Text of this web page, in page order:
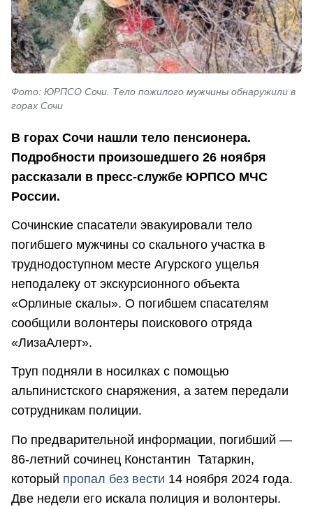
Фото: ЮРПСО Сочи. Тело пожилого мужчины обнаружили в
горах Сочи
В горах Сочи нашли тело пенсионера.
Подробности произошедшего 26 ноября
рассказали в пресс-службе ЮРПСО МЧС
России.
Сочинские спасатели эвакуировали тело
погибшего мужчины со скального участка в
труднодоступном месте Агурского ущелья
неподалеку от экскурсионного объекта
«Орлиные скалы». О погибшем спасателям
сообщили волонтеры поискового отряда
«ЛизаАлерт».
Труп подняли в носилках с помощью
альпинистского снаряжения, а затем передали
сотрудникам полиции.
По предварительной информации, погибший —
86-летний сочинец Константин Татаркин,
который пропал без вести 14 ноября 2024 года.
Две недели его искала полиция и волонтеры.